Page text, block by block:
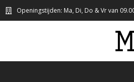
Openingstijden: Ma, Di, Do & Vr van